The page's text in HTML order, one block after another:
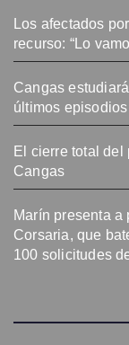
Los afectados
recurso: “Lo
Cangas
últimos
El cierre total
Cangas
Marín presenta a
Corsaria, que
100 solicitudes